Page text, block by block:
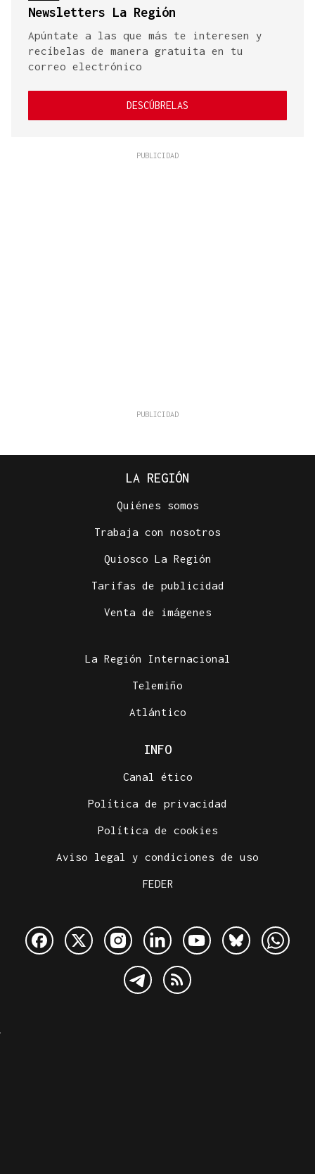
Newsletters La Región
Apúntate a las que más te interesen y
recíbelas de manera gratuita en tu
correo electrónico
DESCÚBRELAS
LA REGIÓN
Quiénes somos
Trabaja con nosotros
Quiosco La Región
Tarifas de publicidad
Venta de imágenes
La Región Internacional
Telemiño
Atlántico
INFO
Canal ético
Política de privacidad
Política de cookies
Aviso legal y condiciones de uso
FEDER